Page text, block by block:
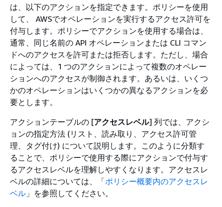
は、以下のアクションを指定できます。ポリシーを使用
して、 AWSでオペレーションを実行するアクセス許可を
付与します。ポリシーでアクションを使用する場合は、
通常、同じ名前の API オペレーションまたは CLI コマン
ドへのアクセスを許可または拒否します。ただし、場合
によっては、1 つのアクションによって複数のオペレー
ションへのアクセスが制御されます。あるいは、いくつ
かのオペレーションはいくつかの異なるアクションを必
要とします。
アクションテーブルの [アクセスレベル] 列では、アクシ
ョンの指定方法 (リスト、読み取り、アクセス許可管
理、タグ付け) について説明します。このように分類す
ることで、ポリシーで使用する際にアクションで付与す
るアクセスレベルを理解しやすくなります。アクセスレ
ベルの詳細については、「ポリシー概要内のアクセスレ
ベル 」を参照してください。